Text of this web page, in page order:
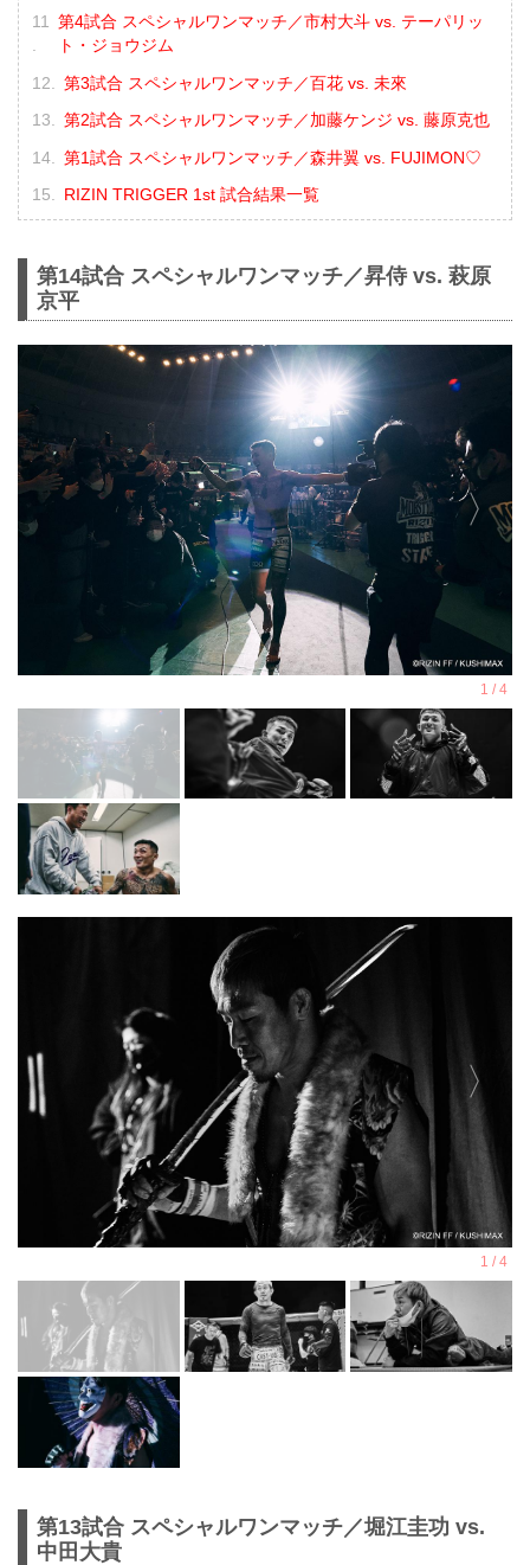
第4試合 スペシャルワンマッチ／市村大斗 vs. テーパリッ
ト・ジョウジム
第3試合 スペシャルワンマッチ／百花 vs. 未來
第2試合 スペシャルワンマッチ／加藤ケンジ vs. 藤原克也
第1試合 スペシャルワンマッチ／森井翼 vs. FUJIMON♡
RIZIN TRIGGER 1st 試合結果一覧
第14試合 スペシャルワンマッチ／昇侍 vs. 萩原
京平
第13試合 スペシャルワンマッチ／堀江圭功 vs.
中田大貴